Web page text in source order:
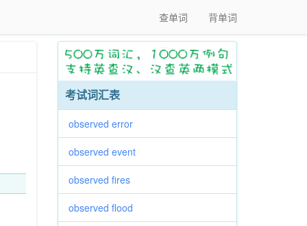
查单词 背单词
考试词汇表
observed error
observed event
observed fires
observed flood